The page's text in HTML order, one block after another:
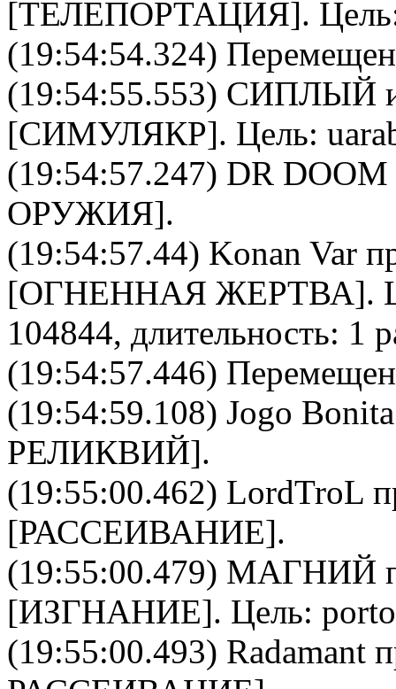
[ТЕЛЕПОРТАЦИЯ].
(19:54:54.324)
(19:54:55.553) СИПЛЫЙ
[СИМУЛЯКР]. Цель:
(19:54:57.247) DR DOOM
ОРУЖИЯ].
(19:54:57.44) Konan Var
[ОГНЕННАЯ ЖЕРТВА].
104844, длительность: 1
(19:54:57.446)
(19:54:59.108) Jogo Bonita
РЕЛИКВИЙ].
(19:55:00.462) LordTroL
[РАССЕИВАНИЕ].
(19:55:00.479) МАГНИЙ
[ИЗГНАНИЕ]. Цель:
(19:55:00.493) Radamant